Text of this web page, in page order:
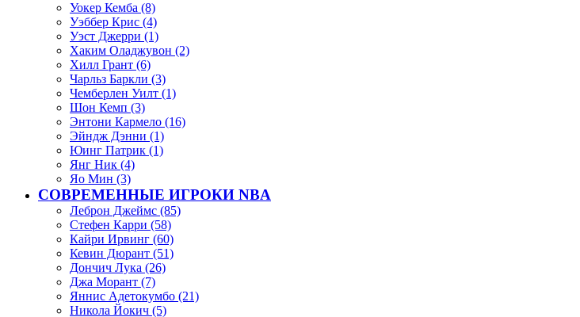
Уокер Кемба (8)
Уэббер Крис (4)
Уэст Джерри (1)
Хаким Оладжувон (2)
Хилл Грант (6)
Чарльз Баркли (3)
Чемберлен Уилт (1)
Шон Кемп (3)
Энтони Кармело (16)
Эйндж Дэнни (1)
Юинг Патрик (1)
Янг Ник (4)
Яо Мин (3)
СОВРЕМЕННЫЕ ИГРОКИ NBA
Леброн Джеймс (85)
Стефен Карри (58)
Кайри Ирвинг (60)
Кевин Дюрант (51)
Дончич Лука (26)
Джа Морант (7)
Яннис Адетокумбо (21)
Никола Йокич (5)